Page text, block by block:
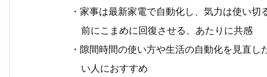
家事は最新家電で自動化し、気力は使い切
前にこまめに回復させる、あたりに共感
隙間時間の使い方や生活の自動化を見直し
い人におすすめ